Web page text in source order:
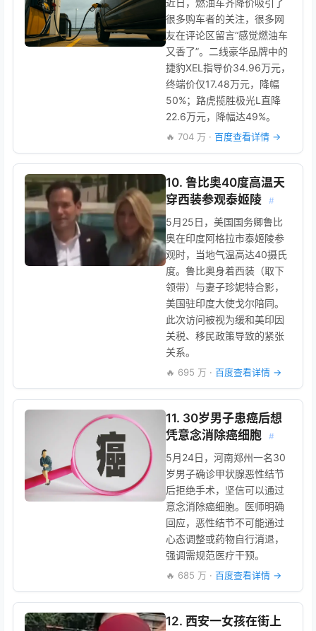
近日，燃油车齐降价吸引了
很多购车者的关注，很多网
友在评论区留言“感觉燃油车
又香了”。二线豪华品牌中的
捷豹XEL指导价34.96万元，
终端价仅17.48万元，降幅
50%；路虎揽胜极光L直降
22.6万元，降幅达49%。
🔥 704 万 · 百度查看详情 →
10. 鲁比奥40度高温天
穿西装参观泰姬陵
#
5月25日，美国国务卿鲁比
奥在印度阿格拉市泰姬陵参
观时，当地气温高达40摄氏
度。鲁比奥身着西装（取下
领带）与妻子珍妮特合影，
美国驻印度大使戈尔陪同。
此次访问被视为缓和美印因
关税、移民政策导致的紧张
关系。
🔥 695 万 · 百度查看详情 →
11. 30岁男子患癌后想
凭意念消除癌细胞
#
5月24日，河南郑州一名30
岁男子确诊甲状腺恶性结节
后拒绝手术，坚信可以通过
意念消除癌细胞。医师明确
回应，恶性结节不可能通过
心态调整或药物自行消退，
强调需规范医疗干预。
🔥 685 万 · 百度查看详情 →
12. 西安一女孩在街上